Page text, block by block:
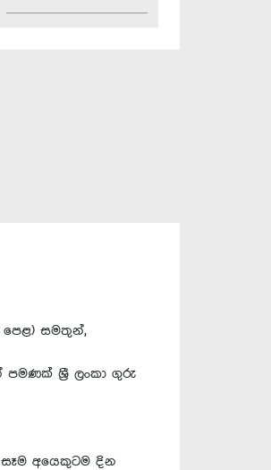
පෙළ) සමතුන්,
පමණක් ශ්‍රී ලංකා ගුරු
සෑම අයෙකුටම දින